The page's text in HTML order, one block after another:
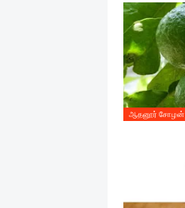
ஆதனூர் சோழன்